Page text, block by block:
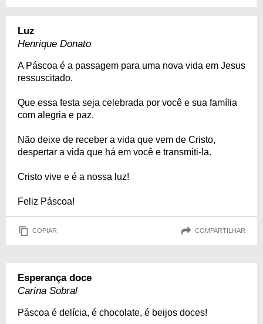
Luz
Henrique Donato
A Páscoa é a passagem para uma nova vida em Jesus
ressuscitado.
Que essa festa seja celebrada por você e sua família
com alegria e paz.
Não deixe de receber a vida que vem de Cristo,
despertar a vida que há em você e transmiti-la.
Cristo vive e é a nossa luz!
Feliz Páscoa!
COPIAR COMPARTILHAR
Esperança doce
Carina Sobral
Páscoa é delícia, é chocolate, é beijos doces!